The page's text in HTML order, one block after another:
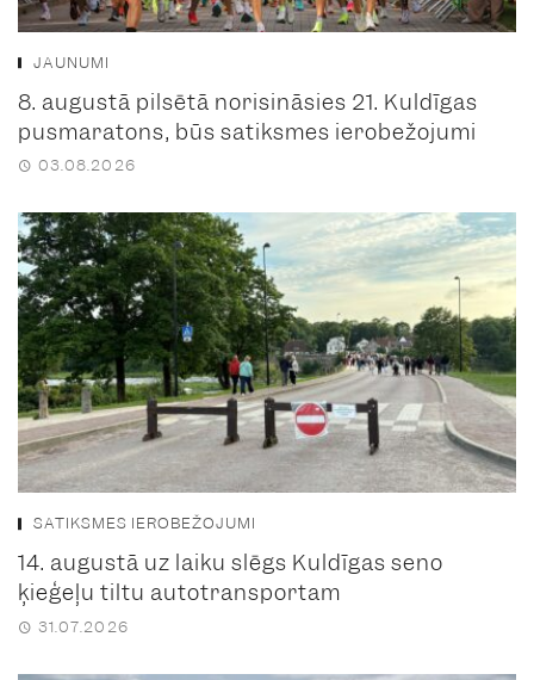
JAUNUMI
8. augustā pilsētā norisināsies 21. Kuldīgas
pusmaratons, būs satiksmes ierobežojumi
03.08.2026
SATIKSMES IEROBEŽOJUMI
14. augustā uz laiku slēgs Kuldīgas seno
ķieģeļu tiltu autotransportam
31.07.2026